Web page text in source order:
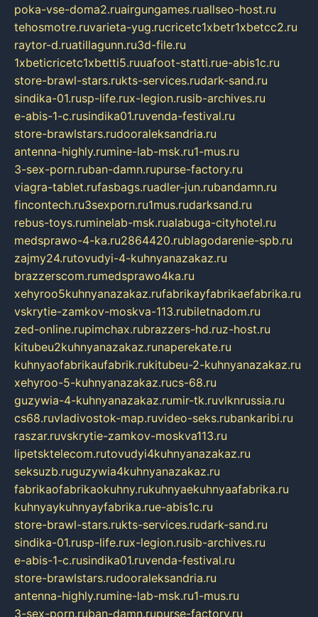
poka-vse-doma2.ruairgungames.ruallseo-host.ru
tehosmotre.ruvarieta-yug.rucricetc1xbetr1xbetcc2.ru
raytor-d.ruatillagunn.ru3d-file.ru
1xbeticricetc1xbetti5.ruuafoot-statti.rue-abis1c.ru
store-brawl-stars.rukts-services.rudark-sand.ru
sindika-01.rusp-life.rux-legion.rusib-archives.ru
e-abis-1-c.rusindika01.ruvenda-festival.ru
store-brawlstars.rudooraleksandria.ru
antenna-highly.rumine-lab-msk.ru1-mus.ru
3-sex-porn.ruban-damn.rupurse-factory.ru
viagra-tablet.rufasbags.ruadler-jun.rubandamn.ru
fincontech.ru3sexporn.ru1mus.rudarksand.ru
rebus-toys.ruminelab-msk.rualabuga-cityhotel.ru
medsprawo-4-ka.ru2864420.rublagodarenie-spb.ru
zajmy24.rutovudyi-4-kuhnyanazakaz.ru
brazzerscom.rumedsprawo4ka.ru
xehyroo5kuhnyanazakaz.rufabrikayfabrikaefabrika.ru
vskrytie-zamkov-moskva-113.rubiletnadom.ru
zed-online.rupimchax.rubrazzers-hd.ruz-host.ru
kitubeu2kuhnyanazakaz.runaperekate.ru
kuhnyaofabrikaufabrik.rukitubeu-2-kuhnyanazakaz.ru
xehyroo-5-kuhnyanazakaz.rucs-68.ru
guzywia-4-kuhnyanazakaz.rumir-tk.ruvlknrussia.ru
cs68.ruvladivostok-map.ruvideo-seks.rubankaribi.ru
raszar.ruvskrytie-zamkov-moskva113.ru
lipetsktelecom.rutovudyi4kuhnyanazakaz.ru
seksuzb.ruguzywia4kuhnyanazakaz.ru
fabrikaofabrikaokuhny.rukuhnyaekuhnyaafabrika.ru
kuhnyaykuhnyayfabrika.rue-abis1c.ru
store-brawl-stars.rukts-services.rudark-sand.ru
sindika-01.rusp-life.rux-legion.rusib-archives.ru
e-abis-1-c.rusindika01.ruvenda-festival.ru
store-brawlstars.rudooraleksandria.ru
antenna-highly.rumine-lab-msk.ru1-mus.ru
3-sex-porn.ruban-damn.rupurse-factory.ru